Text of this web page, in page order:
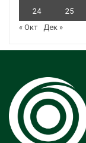
24 25
« Окт
Дек »